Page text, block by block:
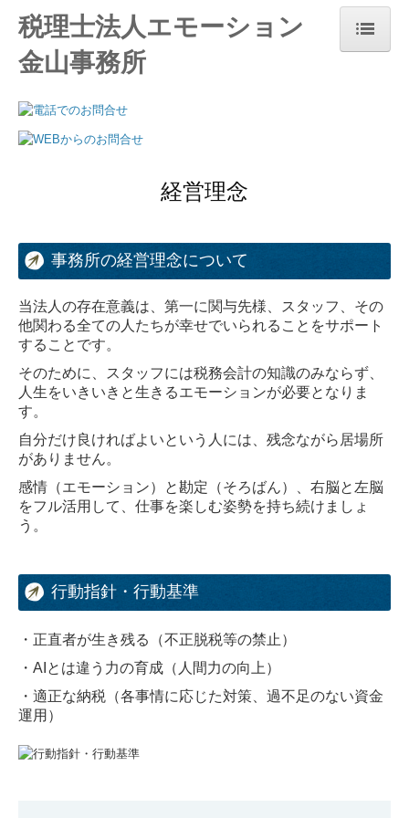
ホーム
事務所紹介
料金案内
関連リンク
個人情報保護方針
税理士法人エモーション
金山事務所
経営理念
事務所の経営理念について
当法人の存在意義は、第一に関与先様、スタッフ、その
他関わる全ての人たちが幸せでいられることをサポート
することです。
そのために、スタッフには税務会計の知識のみならず、
人生をいきいきと生きるエモーションが必要となりま
す。
自分だけ良ければよいという人には、残念ながら居場所
がありません。
感情（エモーション）と勘定（そろばん）、右脳と左脳
をフル活用して、仕事を楽しむ姿勢を持ち続けましょ
う。
行動指針・行動基準
・正直者が生き残る（不正脱税等の禁止）
・AIとは違う力の育成（人間力の向上）
・適正な納税（各事情に応じた対策、過不足のない資金
運用）